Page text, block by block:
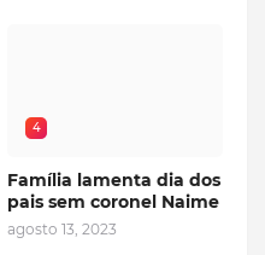
4
Família lamenta dia dos
pais sem coronel Naime
agosto 13, 2023